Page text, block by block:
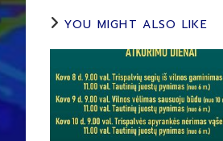
YOU MIGHT ALSO LIKE